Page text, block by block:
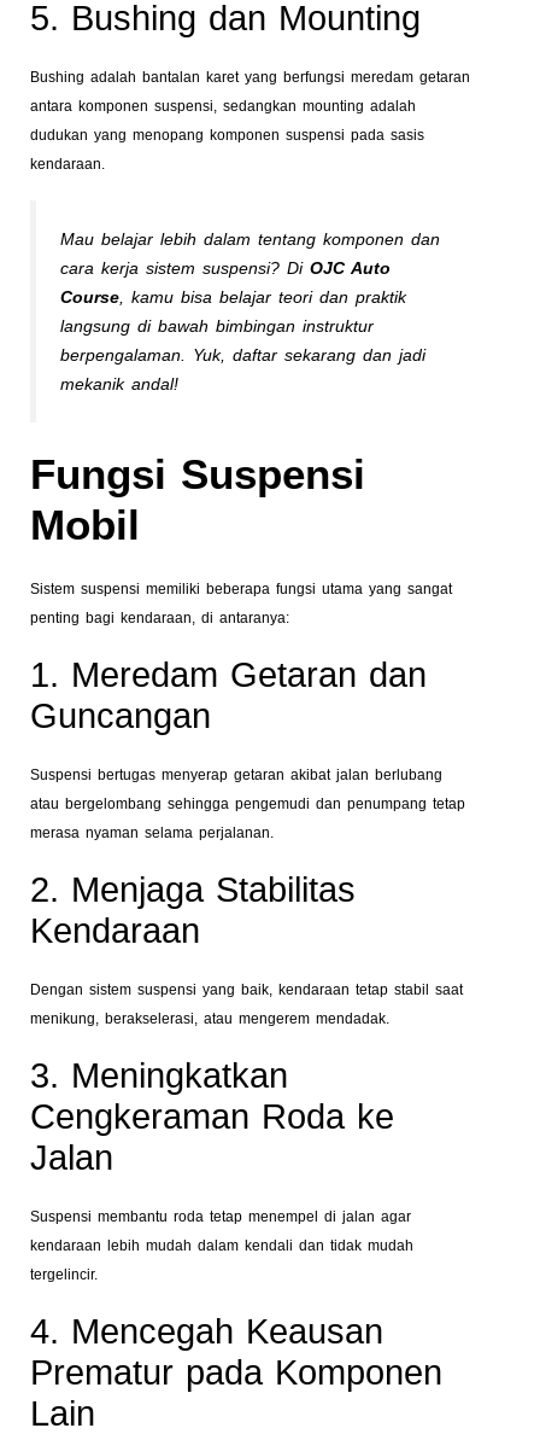
5. Bushing dan Mounting
Bushing adalah bantalan karet yang berfungsi meredam getaran
antara komponen suspensi, sedangkan mounting adalah
dudukan yang menopang komponen suspensi pada sasis
kendaraan.
Mau belajar lebih dalam tentang komponen dan
cara kerja sistem suspensi? Di OJC Auto
Course , kamu bisa belajar teori dan praktik
langsung di bawah bimbingan instruktur
berpengalaman. Yuk, daftar sekarang dan jadi
mekanik andal!
Fungsi Suspensi
Mobil
Sistem suspensi memiliki beberapa fungsi utama yang sangat
penting bagi kendaraan, di antaranya:
1. Meredam Getaran dan
Guncangan
Suspensi bertugas menyerap getaran akibat jalan berlubang
atau bergelombang sehingga pengemudi dan penumpang tetap
merasa nyaman selama perjalanan.
2. Menjaga Stabilitas
Kendaraan
Dengan sistem suspensi yang baik, kendaraan tetap stabil saat
menikung, berakselerasi, atau mengerem mendadak.
3. Meningkatkan
Cengkeraman Roda ke
Jalan
Suspensi membantu roda tetap menempel di jalan agar
kendaraan lebih mudah dalam kendali dan tidak mudah
tergelincir.
4. Mencegah Keausan
Prematur pada Komponen
Lain